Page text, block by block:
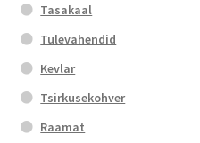
Tasakaal
Tulevahendid
Kevlar
Tsirkusekohver
Raamat